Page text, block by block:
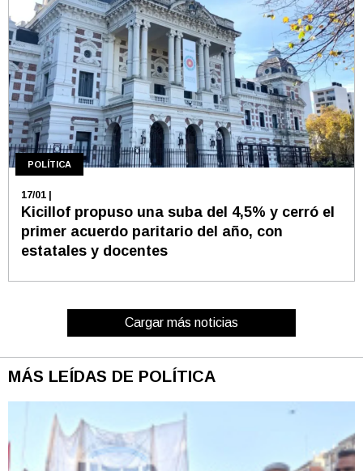
POLÍTICA
17/01 |
Kicillof propuso una suba del 4,5% y cerró el
primer acuerdo paritario del año, con
estatales y docentes
Cargar más noticias
MÁS LEÍDAS DE POLÍTICA